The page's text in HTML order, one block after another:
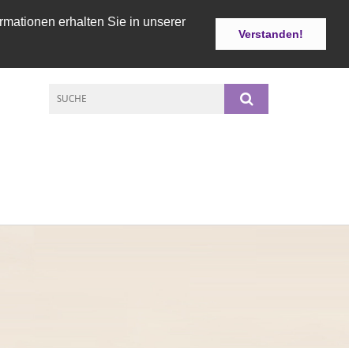
erhalten Sie in unserer
Verstanden!